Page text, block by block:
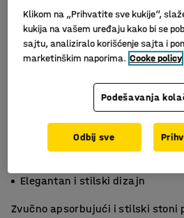
Efektivna apsorpcija buke
Elegantan i stilski dizajn
Zvučno apsorbujući i stilski stoni
Klikom na „Prihvatite sve kukije“,
kukija na vašem uređaju kako bi se
sajtu, analiziralo korišćenje sajta i
marketinškim naporima. Cooke policy
Podešavanja
Odbij sve